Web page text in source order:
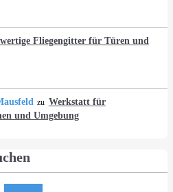
Fliegengitter für Türen und
zu Werkstatt für
und Umgebung